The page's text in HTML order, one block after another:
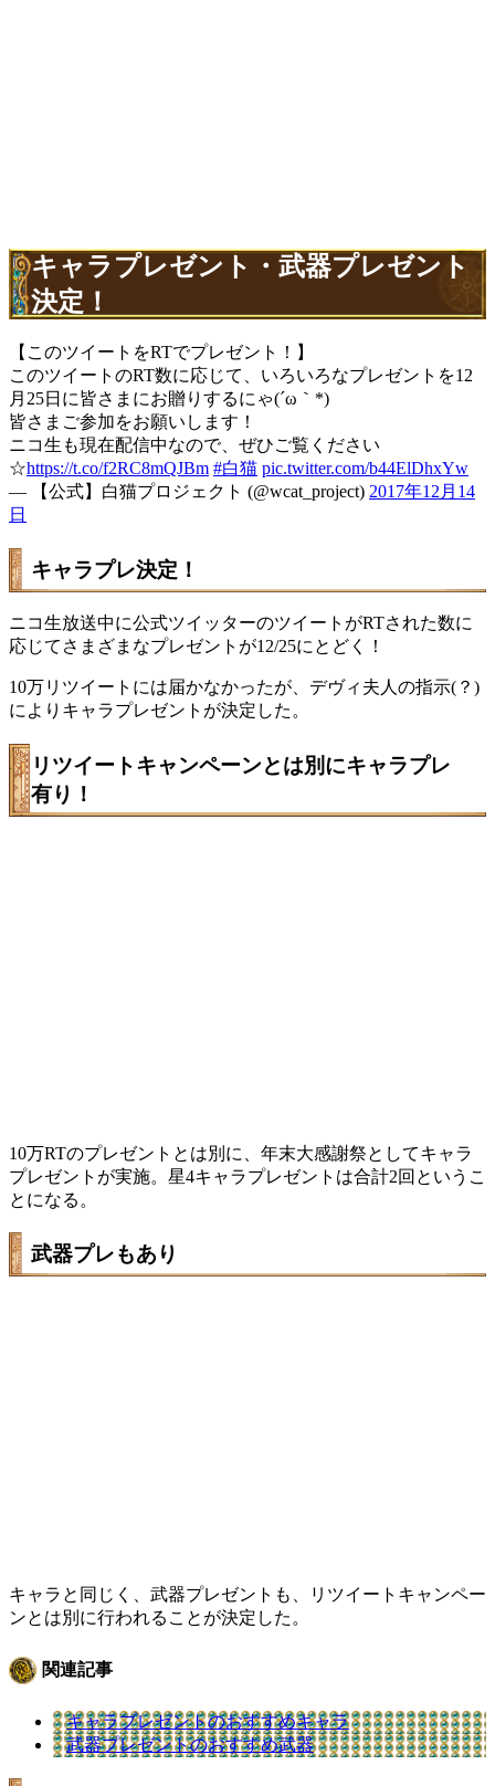
キャラプレゼント・武器プレゼント
決定！
【このツイートをRTでプレゼント！】
このツイートのRT数に応じて、いろいろなプレゼントを12
月25日に皆さまにお贈りするにゃ(´ω｀*)
皆さまご参加をお願いします！
ニコ生も現在配信中なので、ぜひご覧ください
☆https://t.co/f2RC8mQJBm #白猫 pic.twitter.com/b44ElDhxYw
— 【公式】白猫プロジェクト (@wcat_project) 2017年12月14
日
キャラプレ決定！
ニコ生放送中に公式ツイッターのツイートがRTされた数に
応じてさまざまなプレゼントが12/25にとどく！
10万リツイートには届かなかったが、デヴィ夫人の指示(？)
によりキャラプレゼントが決定した。
リツイートキャンペーンとは別にキャラプレ
有り！
10万RTのプレゼントとは別に、年末大感謝祭としてキャラ
プレゼントが実施。星4キャラプレゼントは合計2回というこ
とになる。
武器プレもあり
キャラと同じく、武器プレゼントも、リツイートキャンペー
ンとは別に行われることが決定した。
関連記事
キャラプレゼントのおすすめキャラ
武器プレゼントのおすすめ武器